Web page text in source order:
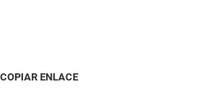
COPIAR ENLACE